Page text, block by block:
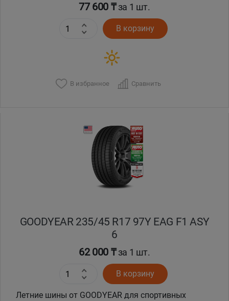
77 600 ₸за 1 шт.
В корзину
В избранное Сравнить
GOODYEAR 235/45 R17 97Y EAG F1 ASY
6
62 000 ₸за 1 шт.
В корзину
Летние шины от GOODYEAR для спортивных